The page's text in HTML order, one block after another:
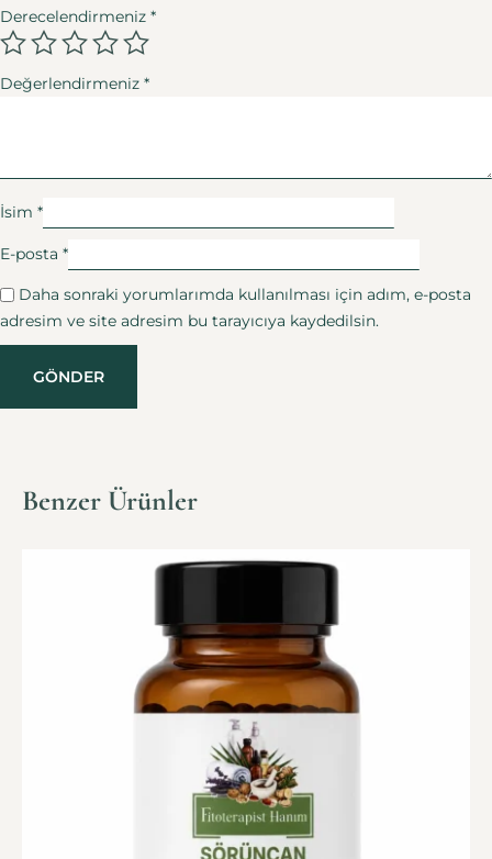
Derecelendirmeniz *
Değerlendirmeniz *
İsim *
E-posta *
Daha sonraki yorumlarımda kullanılması için adım, e-posta
adresim ve site adresim bu tarayıcıya kaydedilsin.
Benzer Ürünler